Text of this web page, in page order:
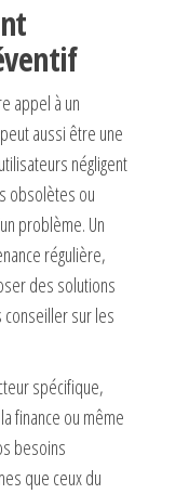
appel à un
aussi être une
négligent
obsolètes ou
problème. Un
régulière,
des solutions
sur les
spécifique,
finance ou même
besoins
que ceux du